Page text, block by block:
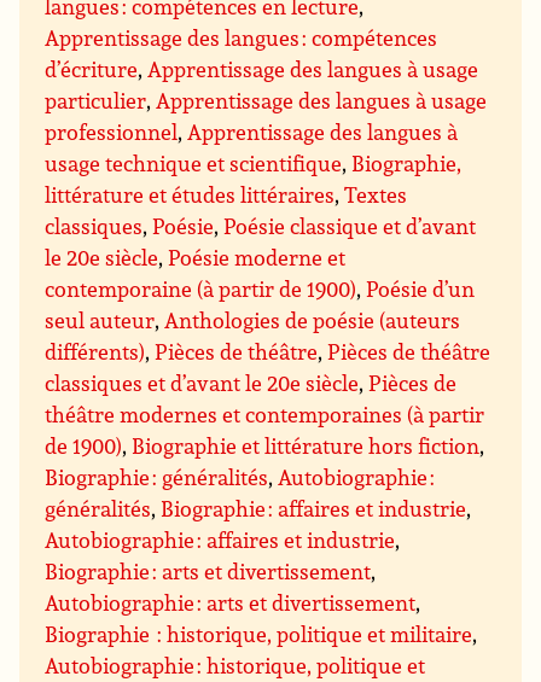
langues : compétences en lecture,
Apprentissage des langues : compétences
d’écriture,Apprentissage des langues à usage
particulier,Apprentissage des langues à usage
professionnel,Apprentissage des langues à
usage technique et scientifique, Biographie,
littérature et études littéraires,Textes
classiques,Poésie,Poésie classique et d’avant
le 20e siècle,Poésie moderne et
contemporaine (à partir de 1900),Poésie d’un
seul auteur,Anthologies de poésie (auteurs
différents),Pièces de théâtre,Pièces de théâtre
classiques et d’avant le 20e siècle,Pièces de
théâtre modernes et contemporaines (à partir
de 1900), Biographie et littérature hors fiction,
Biographie : généralités,Autobiographie :
généralités, Biographie : affaires et industrie,
Autobiographie : affaires et industrie,
Biographie : arts et divertissement,
Autobiographie : arts et divertissement,
Biographie : historique, politique et militaire,
Autobiographie : historique, politique et